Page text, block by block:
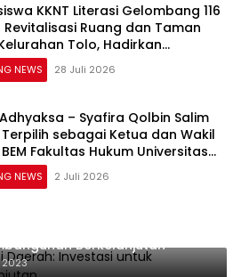
KKNT Literasi Gelombang 116
Revitalisasi Ruang dan Taman
Tolo, Hadirkan
sebagai Pusat Literasi
NEWS 28 Juli 2026
– Syafira Qolbin Salim
Terpilih sebagai Ketua dan Wakil
Fakultas Hukum Universitas
2026–2027
NEWS 2 Juli 2026
Retribusi Daerah: Investasi
Berkelanjutan
2023